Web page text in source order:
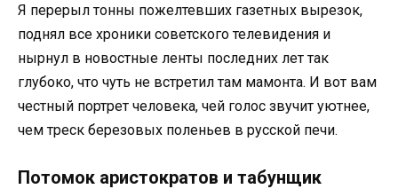
Я перерыл тонны пожелтевших газетных вырезок,
поднял все хроники советского телевидения и
нырнул в новостные ленты последних лет так
глубоко, что чуть не встретил там мамонта. И вот вам
честный портрет человека, чей голос звучит уютнее,
чем треск березовых поленьев в русской печи.
Потомок аристократов и табунщик